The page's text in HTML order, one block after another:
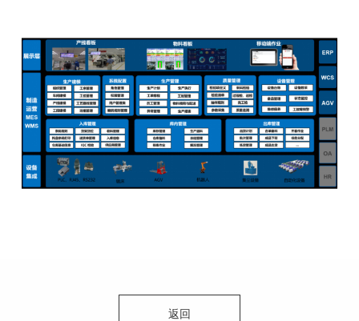
返回